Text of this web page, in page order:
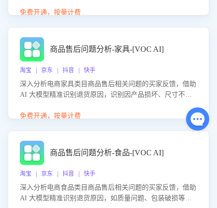
置差评防控，提升客户满意度。
免费开通，按量计费
商品售后问题分析-家具-[VOC AI]
淘宝 | 京东 | 抖音 | 快手
深入分析电商家具类目商品售后相关问题的买家反馈，借助
AI 大模型精准识别退货原因，识别因产品损坏、尺寸不符
力商家优化产品或服务，实现销售额的显著提升。
免费开通，按量计费
商品售后问题分析-食品-[VOC AI]
淘宝 | 京东 | 抖音 | 快手
深入分析电商食品类目商品售后相关问题的买家反馈，借助
AI 大模型精准识别退货原因，如质量问题、包装破损等，